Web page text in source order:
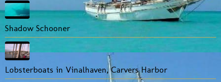
Shadow Schooner
Lobsterboats in Vinalhaven, Carvers Harbor